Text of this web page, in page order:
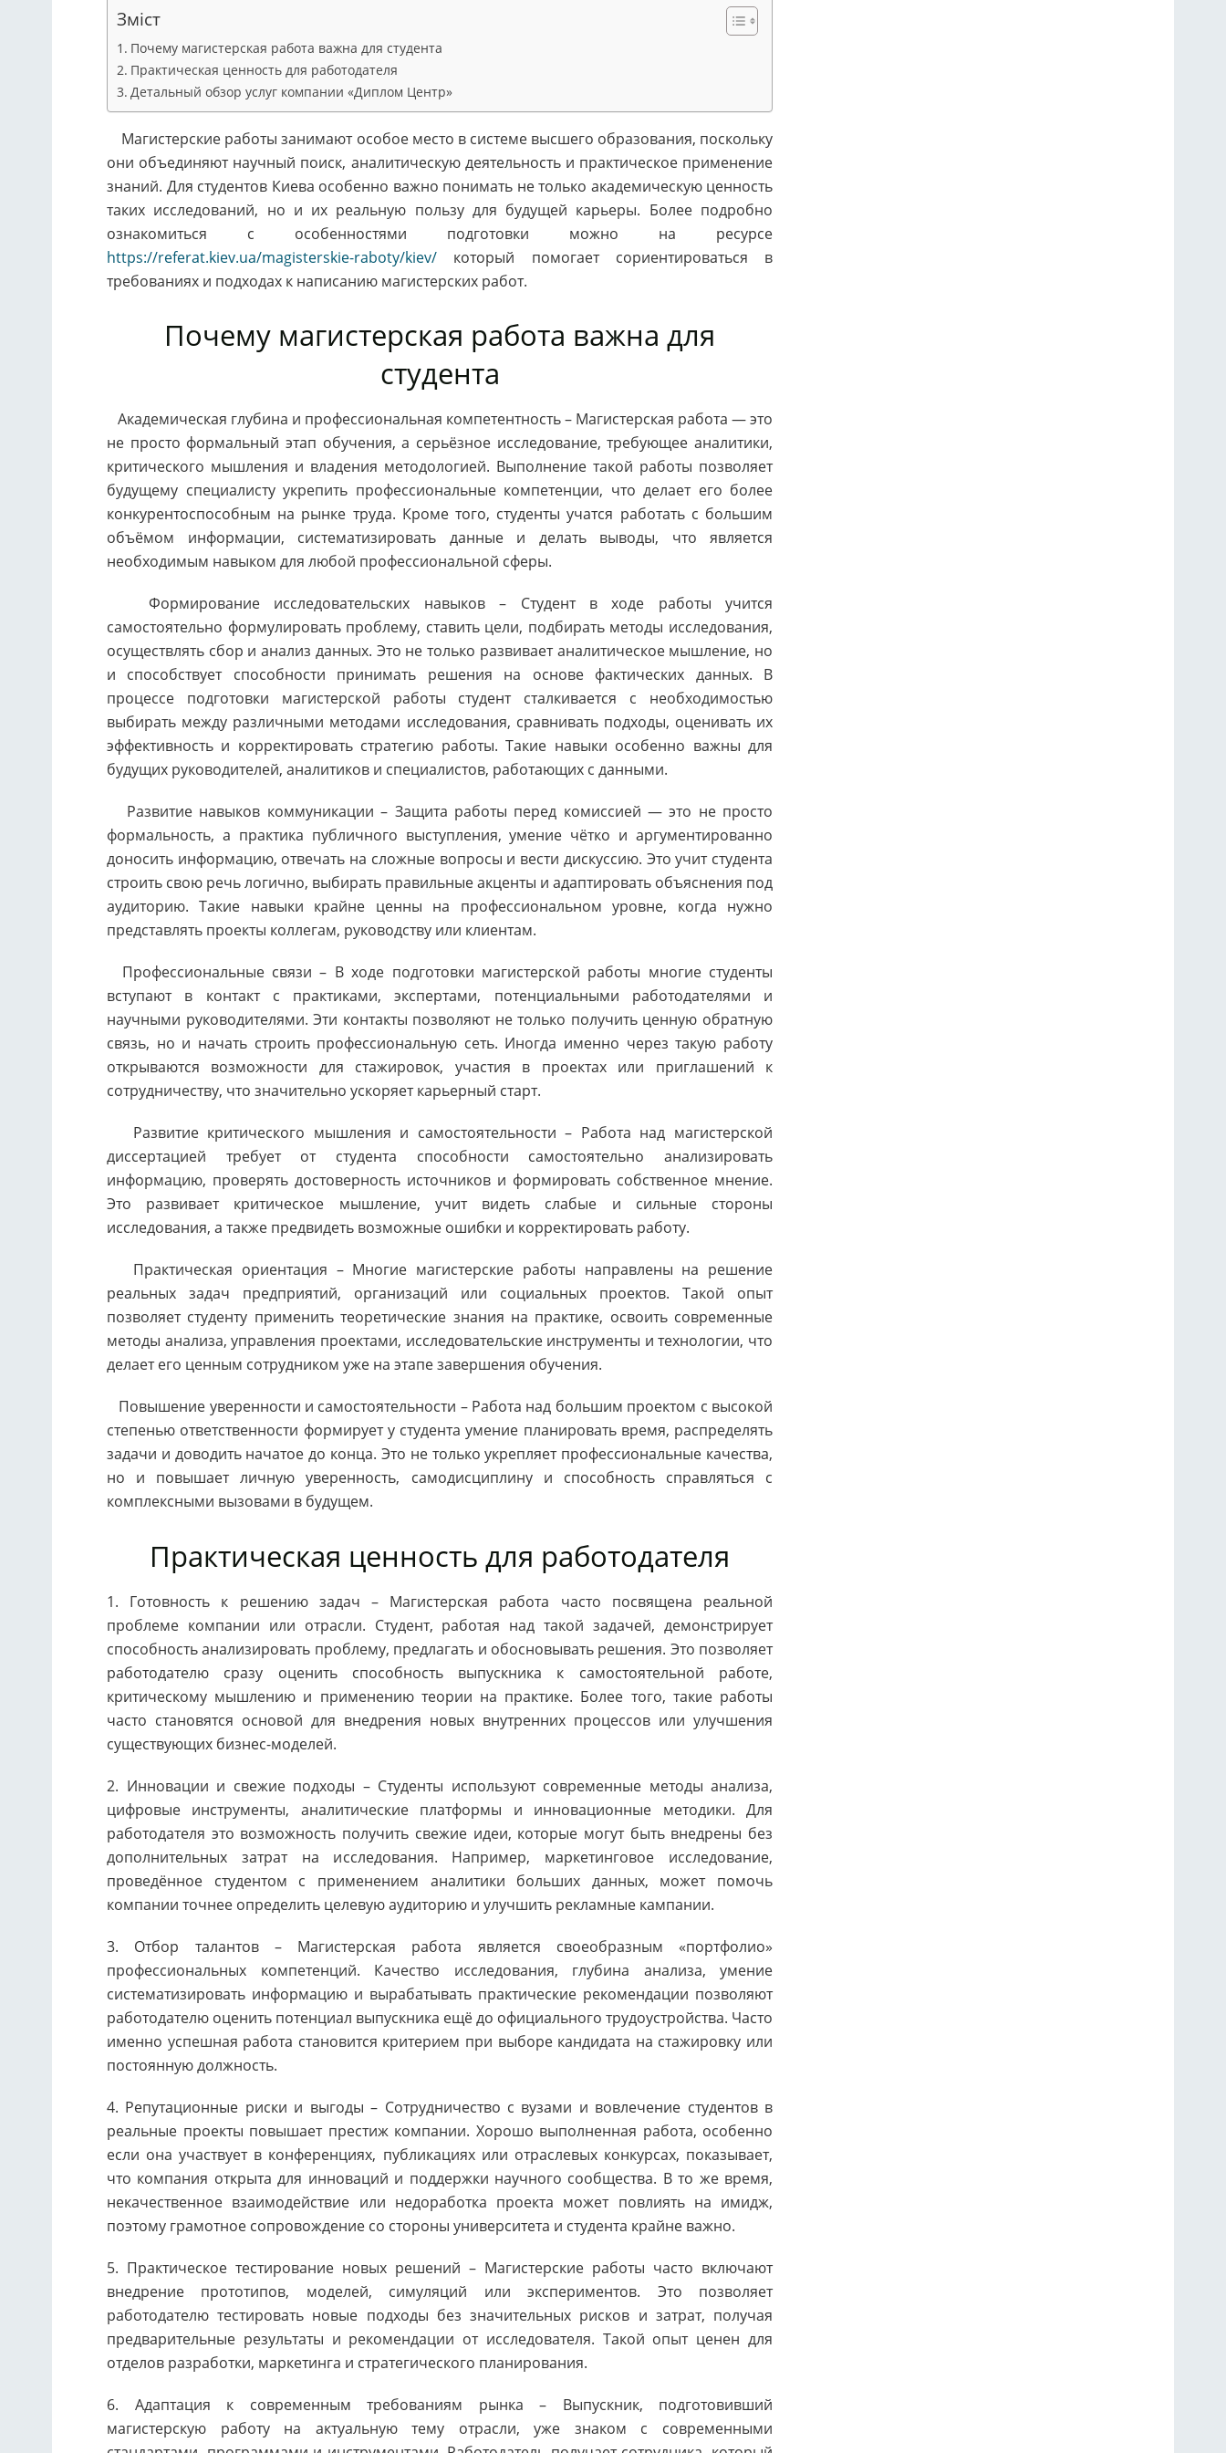
Зміст
Почему магистерская работа важна для студента
Практическая ценность для работодателя
Детальный обзор услуг компании «Диплом Центр»
Магистерские работы занимают особое место в системе высшего образования, поскольку
они объединяют научный поиск, аналитическую деятельность и практическое применение
знаний. Для студентов Киева особенно важно понимать не только академическую ценность
таких исследований, но и их реальную пользу для будущей карьеры. Более подробно
ознакомиться с особенностями подготовки можно на ресурсе
https://referat.kiev.ua/magisterskie-raboty/kiev/ который помогает сориентироваться в
требованиях и подходах к написанию магистерских работ.
Почему магистерская работа важна для
студента
Академическая глубина и профессиональная компетентность – Магистерская работа — это
не просто формальный этап обучения, а серьёзное исследование, требующее аналитики,
критического мышления и владения методологией. Выполнение такой работы позволяет
будущему специалисту укрепить профессиональные компетенции, что делает его более
конкурентоспособным на рынке труда. Кроме того, студенты учатся работать с большим
объёмом информации, систематизировать данные и делать выводы, что является
необходимым навыком для любой профессиональной сферы.
Формирование исследовательских навыков – Студент в ходе работы учится
самостоятельно формулировать проблему, ставить цели, подбирать методы исследования,
осуществлять сбор и анализ данных. Это не только развивает аналитическое мышление, но
и способствует способности принимать решения на основе фактических данных. В
процессе подготовки магистерской работы студент сталкивается с необходимостью
выбирать между различными методами исследования, сравнивать подходы, оценивать их
эффективность и корректировать стратегию работы. Такие навыки особенно важны для
будущих руководителей, аналитиков и специалистов, работающих с данными.
Развитие навыков коммуникации – Защита работы перед комиссией — это не просто
формальность, а практика публичного выступления, умение чётко и аргументированно
доносить информацию, отвечать на сложные вопросы и вести дискуссию. Это учит студента
строить свою речь логично, выбирать правильные акценты и адаптировать объяснения под
аудиторию. Такие навыки крайне ценны на профессиональном уровне, когда нужно
представлять проекты коллегам, руководству или клиентам.
Профессиональные связи – В ходе подготовки магистерской работы многие студенты
вступают в контакт с практиками, экспертами, потенциальными работодателями и
научными руководителями. Эти контакты позволяют не только получить ценную обратную
связь, но и начать строить профессиональную сеть. Иногда именно через такую работу
открываются возможности для стажировок, участия в проектах или приглашений к
сотрудничеству, что значительно ускоряет карьерный старт.
Развитие критического мышления и самостоятельности – Работа над магистерской
диссертацией требует от студента способности самостоятельно анализировать
информацию, проверять достоверность источников и формировать собственное мнение.
Это развивает критическое мышление, учит видеть слабые и сильные стороны
исследования, а также предвидеть возможные ошибки и корректировать работу.
Практическая ориентация – Многие магистерские работы направлены на решение
реальных задач предприятий, организаций или социальных проектов. Такой опыт
позволяет студенту применить теоретические знания на практике, освоить современные
методы анализа, управления проектами, исследовательские инструменты и технологии, что
делает его ценным сотрудником уже на этапе завершения обучения.
Повышение уверенности и самостоятельности – Работа над большим проектом с высокой
степенью ответственности формирует у студента умение планировать время, распределять
задачи и доводить начатое до конца. Это не только укрепляет профессиональные качества,
но и повышает личную уверенность, самодисциплину и способность справляться с
комплексными вызовами в будущем.
Практическая ценность для работодателя
1. Готовность к решению задач – Магистерская работа часто посвящена реальной
проблеме компании или отрасли. Студент, работая над такой задачей, демонстрирует
способность анализировать проблему, предлагать и обосновывать решения. Это позволяет
работодателю сразу оценить способность выпускника к самостоятельной работе,
критическому мышлению и применению теории на практике. Более того, такие работы
часто становятся основой для внедрения новых внутренних процессов или улучшения
существующих бизнес-моделей.
2. Инновации и свежие подходы – Студенты используют современные методы анализа,
цифровые инструменты, аналитические платформы и инновационные методики. Для
работодателя это возможность получить свежие идеи, которые могут быть внедрены без
дополнительных затрат на исследования. Например, маркетинговое исследование,
проведённое студентом с применением аналитики больших данных, может помочь
компании точнее определить целевую аудиторию и улучшить рекламные кампании.
3. Отбор талантов – Магистерская работа является своеобразным «портфолио»
профессиональных компетенций. Качество исследования, глубина анализа, умение
систематизировать информацию и вырабатывать практические рекомендации позволяют
работодателю оценить потенциал выпускника ещё до официального трудоустройства. Часто
именно успешная работа становится критерием при выборе кандидата на стажировку или
постоянную должность.
4. Репутационные риски и выгоды – Сотрудничество с вузами и вовлечение студентов в
реальные проекты повышает престиж компании. Хорошо выполненная работа, особенно
если она участвует в конференциях, публикациях или отраслевых конкурсах, показывает,
что компания открыта для инноваций и поддержки научного сообщества. В то же время,
некачественное взаимодействие или недоработка проекта может повлиять на имидж,
поэтому грамотное сопровождение со стороны университета и студента крайне важно.
5. Практическое тестирование новых решений – Магистерские работы часто включают
внедрение прототипов, моделей, симуляций или экспериментов. Это позволяет
работодателю тестировать новые подходы без значительных рисков и затрат, получая
предварительные результаты и рекомендации от исследователя. Такой опыт ценен для
отделов разработки, маркетинга и стратегического планирования.
6. Адаптация к современным требованиям рынка – Выпускник, подготовивший
магистерскую работу на актуальную тему отрасли, уже знаком с современными